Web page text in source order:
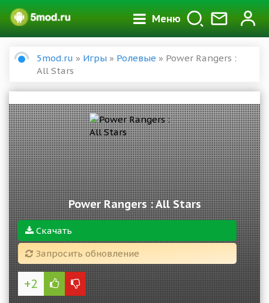
Меню
5mod.ru » Игры » Ролевые » Power Rangers :
All Stars
Power Rangers : All Stars
Скачать
Запросить обновление
+2